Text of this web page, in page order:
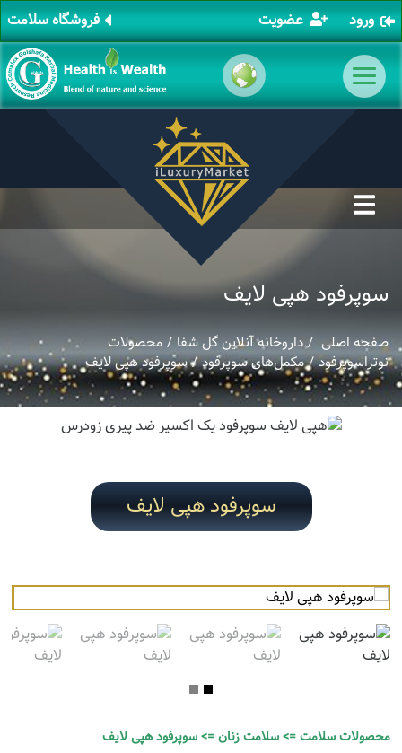
ورود عضویت فروشگاه سلامت
همکاری با ما
تبلیغات و برندینگ
جشنواره های ما
سوپرفود هپی لایف
صفحه اصلی/داروخانه آنلاین گل شفا/محصولات
نوتراسوپرفود/مکمل‌های سوپرفود/ سوپرفود هپی لایف
سوپرفود هپی لایف
محصولات سلامت => سلامت زنان => سوپرفود هپی لایف